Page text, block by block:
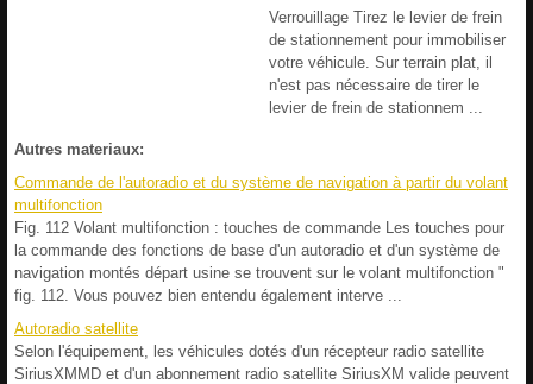
Verrouillage Tirez le levier de frein
de stationnement pour immobiliser
votre véhicule. Sur terrain plat, il
n'est pas nécessaire de tirer le
levier de frein de stationnem ...
Autres materiaux:
Commande de l'autoradio et du système de navigation à partir du volant
multifonction
Fig. 112 Volant multifonction : touches de commande Les touches pour
la commande des fonctions de base d'un autoradio et d'un système de
navigation montés départ usine se trouvent sur le volant multifonction "
fig. 112. Vous pouvez bien entendu également interve ...
Autoradio satellite
Selon l'équipement, les véhicules dotés d'un récepteur radio satellite
SiriusXMMD et d'un abonnement radio satellite SiriusXM valide peuvent